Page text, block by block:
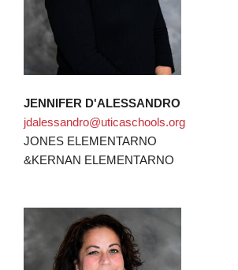
JENNIFER D'ALESSANDRO
jdalessandro@uticaschools.org
JONES ELEMENTARNO
&KERNAN ELEMENTARNO